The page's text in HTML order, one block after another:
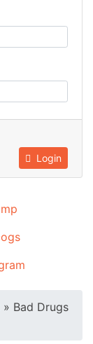
Login
» Bad Drugs